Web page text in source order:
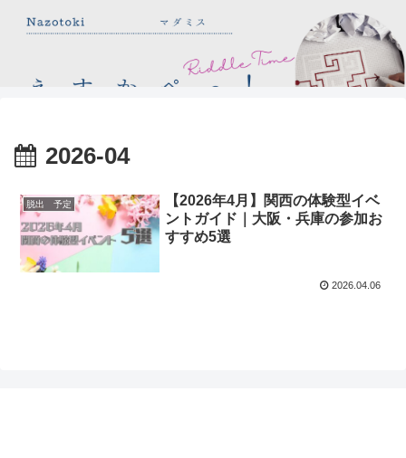
2026-04
脱出 予定
【2026年4月】関西の体験型イベ
ントガイド｜大阪・兵庫の参加お
すすめ5選
2026.04.06